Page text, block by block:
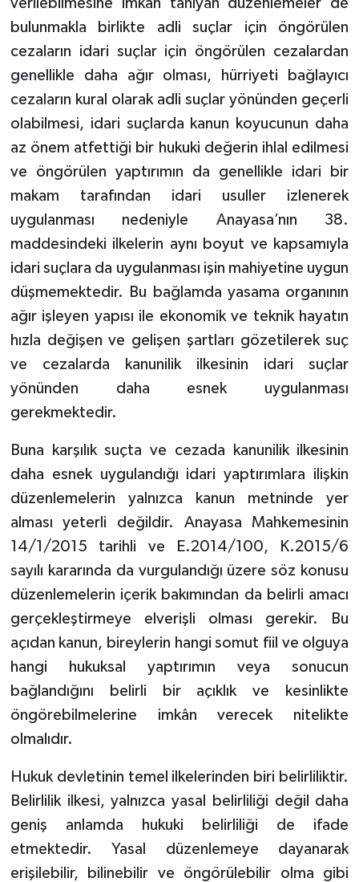
bulunmakla birlikte adli suçlar için öngörülen
cezaların idari suçlar için öngörülen cezalardan
genellikle daha ağır olması, hürriyeti bağlayıcı
cezaların kural olarak adli suçlar yönünden geçerli
olabilmesi, idari suçlarda kanun koyucunun daha
az önem atfettiği bir hukuki değerin ihlal edilmesi
ve öngörülen yaptırımın da genellikle idari bir
makam tarafından idari usuller izlenerek
uygulanması nedeniyle Anayasa’nın 38.
maddesindeki ilkelerin aynı boyut ve kapsamıyla
idari suçlara da uygulanması işin mahiyetine uygun
düşmemektedir. Bu bağlamda yasama organının
ağır işleyen yapısı ile ekonomik ve teknik hayatın
hızla değişen ve gelişen şartları gözetilerek suç
ve cezalarda kanunilik ilkesinin idari suçlar
yönünden daha esnek uygulanması
gerekmektedir.
Buna karşılık suçta ve cezada kanunilik ilkesinin
daha esnek uygulandığı idari yaptırımlara ilişkin
düzenlemelerin yalnızca kanun metninde yer
alması yeterli değildir. Anayasa Mahkemesinin
14/1/2015 tarihli ve E.2014/100, K.2015/6
sayılı kararında da vurgulandığı üzere söz konusu
düzenlemelerin içerik bakımından da belirli amacı
gerçekleştirmeye elverişli olması gerekir. Bu
açıdan kanun, bireylerin hangi somut fiil ve olguya
hangi hukuksal yaptırımın veya sonucun
bağlandığını belirli bir açıklık ve kesinlikte
öngörebilmelerine imkân verecek nitelikte
olmalıdır.
Hukuk devletinin temel ilkelerinden biri belirliliktir.
Belirlilik ilkesi, yalnızca yasal belirliliği değil daha
geniş anlamda hukuki belirliliği de ifade
etmektedir. Yasal düzenlemeye dayanarak
erişilebilir, bilinebilir ve öngörülebilir olma gibi